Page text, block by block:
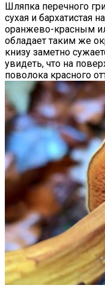
Шляпка перечного
сухая и бархатистая
оранжево-красным
обладает таким же
книзу заметно
увидеть, что на
поволока красного